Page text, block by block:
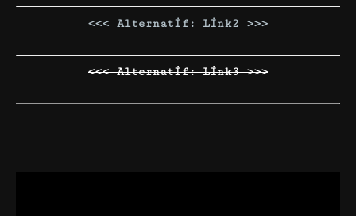
<<< Alternatif: Link2 >>>
<<< Alternatif: Link3 >>>